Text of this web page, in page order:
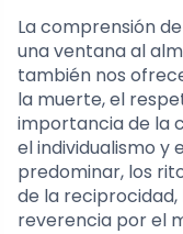
La comprensión
una ventana al
también nos
la muerte, el
importancia de la
el individualismo
predominar, los
de la
reverencia por el